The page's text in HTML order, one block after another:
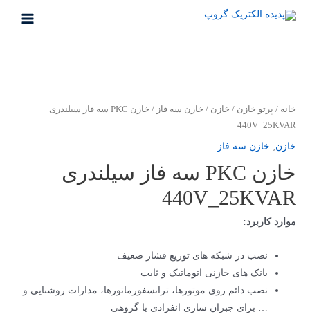
پرش
خانه / پرتو خازن / خازن / خازن سه فاز
/ خازن PKC سه فاز سیلندری
440V_25KVAR
خازن, خازن سه فاز
خازن PKC سه فاز سیلندری
440V_25KVAR
موارد کاربرد:
نصب در شبکه های توزیع فشار ضعیف
بانک های خازنی اتوماتیک و ثابت
نصب دائم روی موتورها، ترانسفورماتورها، مدارات روشنایی و
… برای جبران سازی انفرادی یا گروهی